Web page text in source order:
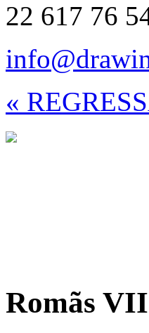
22 617 76
«
Romãs